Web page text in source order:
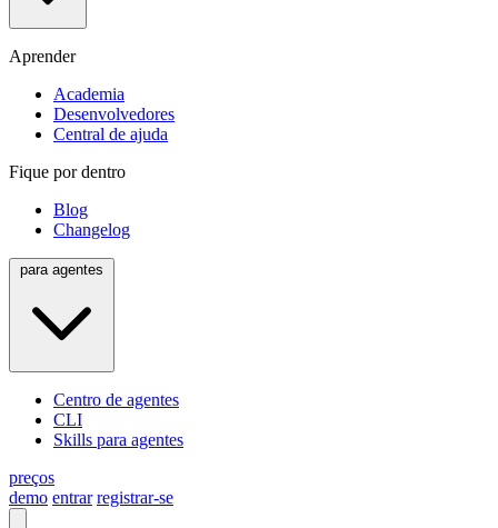
Aprender
Academia
Desenvolvedores
Central de ajuda
Fique por dentro
Blog
Changelog
Centro de agentes
CLI
Skills para agentes
preços
demo entrar registrar-se